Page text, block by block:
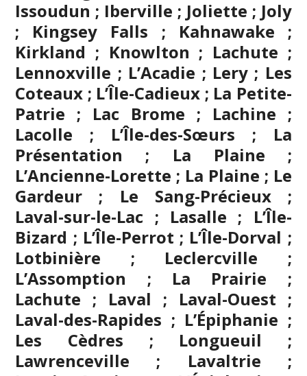
Issoudun ; Iberville ; Joliette ; Joly
; Kingsey Falls ; Kahnawake ;
Kirkland ; Knowlton ; Lachute ;
Lennoxville ; L’Acadie ; Lery ; Les
Coteaux ; L’Île-Cadieux ; La Petite-
Patrie ; Lac Brome ; Lachine ;
Lacolle ; L’Île-des-Sœurs ; La
Présentation ; La Plaine ;
L’Ancienne-Lorette ; La Plaine ; Le
Gardeur ; Le Sang-Précieux ;
Laval-sur-le-Lac ; Lasalle ; L’Île-
Bizard ; L’Île-Perrot ; L’Île-Dorval ;
Lotbinière ; Leclercville ;
L’Assomption ; La Prairie ;
Lachute ; Laval ; Laval-Ouest ;
Laval-des-Rapides ; L’Épiphanie ;
Les Cèdres ; Longueuil ;
Lawrenceville ; Lavaltrie ;